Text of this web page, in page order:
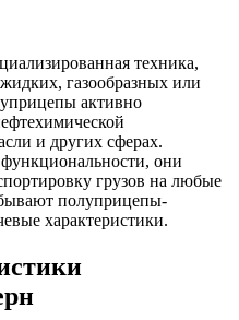
техника,
газообразных или
активно
и других сферах.
они
грузов на любые
полуприцепы-
характеристики.